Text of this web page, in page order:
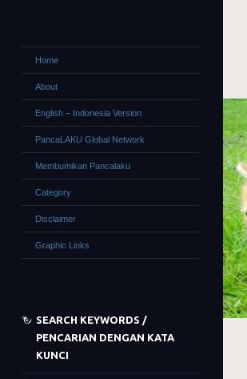
Home
About
English – Indonesia Version
PancaLAKU Global Network
Membumikan Pancalaku
Category
Disclaimer
Graphic Links
SEARCH KEYWORDS /
PENCARIAN DENGAN KATA
KUNCI